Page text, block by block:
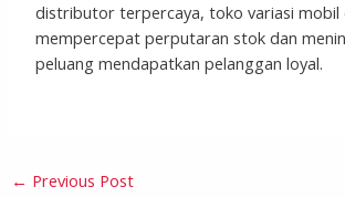
distributor terpercaya, toko variasi mobil
mempercepat perputaran stok dan
peluang mendapatkan pelanggan loyal.
← Previous Post